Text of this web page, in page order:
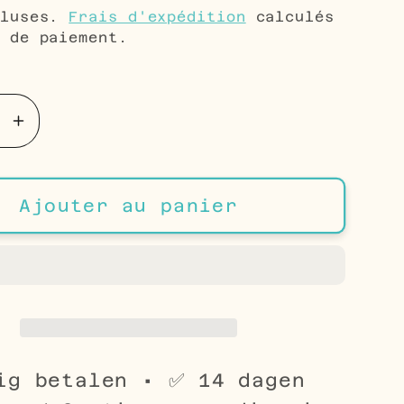
Frais d'expédition calculés
paiement.
Augmenter
la
quantité
de
Boucles
Triangle
oxydé
Ajouter au panier
betalen • ✅ 14 dagen